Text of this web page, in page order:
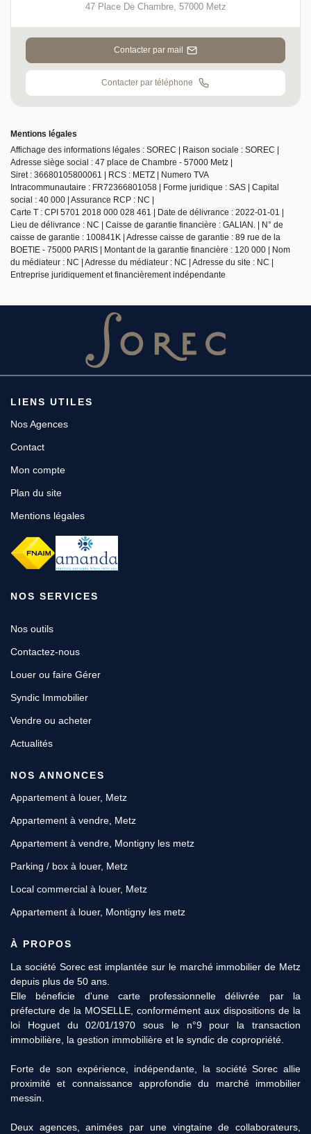
47 Place De Chambre, 57000 Metz
Contacter par mail
Contacter par téléphone
Mentions légales
Affichage des informations légales : SOREC | Raison sociale : SOREC |
Adresse siège social : 47 place de Chambre - 57000 Metz |
Siret : 36680105800061 | RCS : METZ | Numero TVA
Intracommunautaire : FR72366801058 | Forme juridique : SAS | Capital
social : 40 000 | Assurance RCP : NC |
Carte T : CPI 5701 2018 000 028 461 | Date de délivrance : 2022-01-01 |
Lieu de délivrance : NC | Caisse de garantie financière : GALIAN. | N° de
caisse de garantie : 100841K | Adresse caisse de garantie : 89 rue de la
BOETIE - 75000 PARIS | Montant de la garantie financière : 120 000 | Nom
du médiateur : NC | Adresse du médiateur : NC | Adresse du site : NC |
Entreprise juridiquement et financièrement indépendante
LIENS UTILES
Nos Agences
Contact
Mon compte
Plan du site
Mentions légales
NOS SERVICES
Nos outils
Contactez-nous
Louer ou faire Gérer
Syndic Immobilier
Vendre ou acheter
Actualités
NOS ANNONCES
Appartement à louer, Metz
Appartement à vendre, Metz
Appartement à vendre, Montigny les metz
Parking / box à louer, Metz
Local commercial à louer, Metz
Appartement à louer, Montigny les metz
À PROPOS
La société Sorec est implantée sur le marché immobilier de Metz
depuis plus de 50 ans.
Elle béneficie d'une carte professionnelle délivrée par la
préfecture de la MOSELLE, conformément aux dispositions de la
loi Hoguet du 02/01/1970 sous le n°9 pour la transaction
immobilière, la gestion immobilière et le syndic de copropriété.
Forte de son expérience, indépendante, la société Sorec allie
proximité et connaissance approfondie du marché immobilier
messin.
Deux agences, animées par une vingtaine de collaborateurs,
11 Rue des Robert, 57000 METZ
Afficher le téléphone